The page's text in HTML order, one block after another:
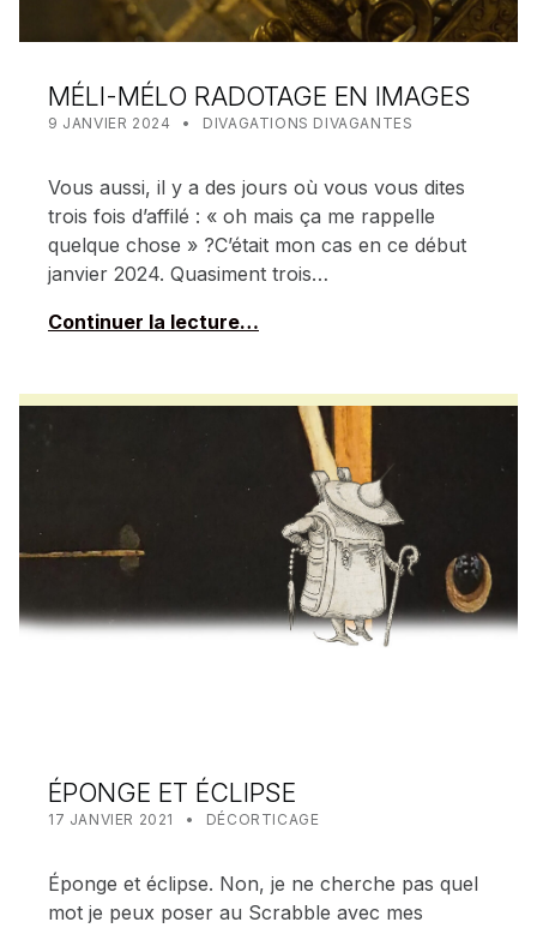
MÉLI-MÉLO RADOTAGE EN IMAGES
POSTED ON:
9 JANVIER 2024 WRITTEN BY:
MEALIN
CATEGORIZED IN:
DIVAGATIONS DIVAGANTES
Vous aussi, il y a des jours où vous vous dites
trois fois d’affilé : « oh mais ça me rappelle
quelque chose » ?C’était mon cas en ce début
janvier 2024. Quasiment trois…
Continuer la lecture…
ÉPONGE ET ÉCLIPSE
POSTED ON:
17 JANVIER 2021 WRITTEN BY:
MEALIN
CATEGORIZED IN:
DÉCORTICAGE
Éponge et éclipse. Non, je ne cherche pas quel
mot je peux poser au Scrabble avec mes